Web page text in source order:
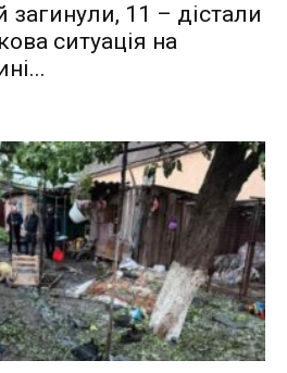
11 – дістали
ситуація на